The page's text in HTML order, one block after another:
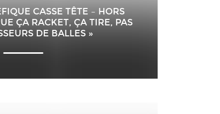
CASSE TÊTE – HORS
ÇA RACKET, ÇA TIRE, PAS
DE BALLES »